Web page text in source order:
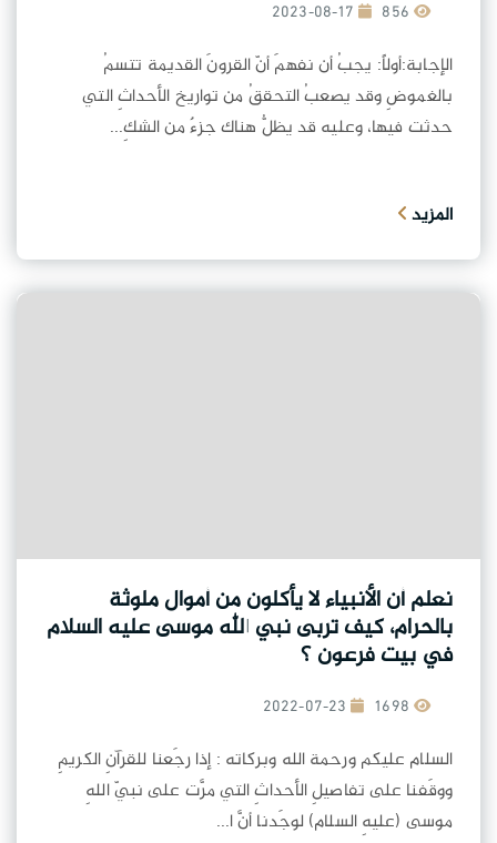
2023-08-17
الإجابة:أولاً: يجبُ أن نفهمَ أنّ القرونَ القديمة تتسمُ
بالغموضِ وقد يصعبُ التحققُ من تواريخ الأحداثِ التي
حدثت فيها، وعليه قد يظلُّ هناك جزءٌ من الشكِ...
المزيد
نعلم أن الأنبياء لا يأكلون من أموال ملوثة
بالحرام، كيف تربى نبي الله موسى عليه السلام
في بيت فرعون ؟
2022-07-23
السلام عليكم ورحمة الله وبركاته : إذا رجَعنا للقرآنِ الكريمِ
ووقَفنا على تفاصيلِ الأحداثِ التي مرَّت على نبيّ اللهِ
موسى (عليهِ السلام) لوجَدنا أنَّ ا...